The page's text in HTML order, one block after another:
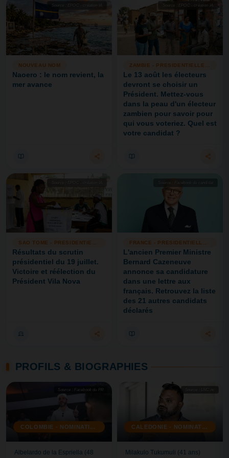
Source : EPOC - création IA
Source : EPOC - création IA
NOUVEAU NOM
Naoero : le nom revient, la
mer avance
Source : EPOC - création IA
Le 13 août les électeurs
devront se choisir un
Président. Mettez-vous
dans la peau d'un électeur
zambien pour savoir pour
qui vous voteriez. Quel est
votre candidat ?
SAO TOME - PRESIDENTIELLE
Résultats du scrutin
présidentiel du 19 juillet.
Victoire et réélection du
Président Vila Nova
FRANCE - PRESIDENTIELLE 2027
L'ancien Premier Ministre
Bernard Cazeneuve
annonce sa candidature
dans une lettre aux
français. Retrouvez la liste
des 21 autres candidats
déclarés
PROFILS & BIOGRAPHIES
Source : Facebook du PR
COLOMBIE - NOMINATION
Albelardo de la Espriella (48
CALEDONIE - NOMINATION
Milakulo Tukumuli (41 ans)